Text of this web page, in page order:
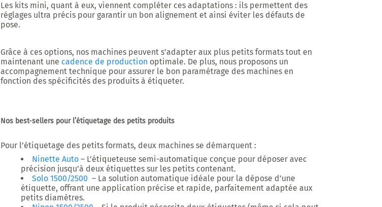
Les kits mini, quant à eux, viennent compléter ces adaptations : ils permettent des
réglages ultra précis pour garantir un bon alignement et ainsi éviter les défauts de
pose.
Grâce à ces options, nos machines peuvent s’adapter aux plus petits formats tout en
maintenant une cadence de production optimale. De plus, nous proposons un
accompagnement technique pour assurer le bon paramétrage des machines en
fonction des spécificités des produits à étiqueter.
Nos best-sellers pour l’étiquetage des petits produits
Pour l’étiquetage des petits formats, deux machines se démarquent :
Ninette Auto – L’étiqueteuse semi-automatique conçue pour déposer avec
précision jusqu’à deux étiquettes sur les petits contenant.
Solo 1500/2500 – La solution automatique idéale pour la dépose d’une
étiquette, offrant une application précise et rapide, parfaitement adaptée aux
petits diamètres.